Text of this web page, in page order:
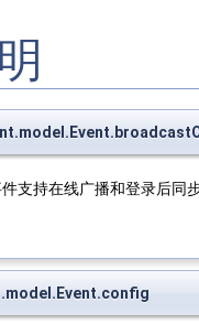
支持在线广播和登录后同